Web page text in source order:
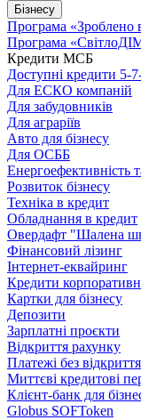
Бізнесу
Програма «Зроблено
Програма
Кредити МСБ
Доступні кредити 5-
Для ЕСКО компаній
Для забудовників
Для аграріїв
Авто для бізнесу
Для ОСББ
Енергоефективність
Розвиток бізнесу
Техніка в кредит
Обладнання в кредит
Овердафт "Шалена
Фінансовий лізинг
Інтернет-еквайринг
Кредити
Картки для бізнесу
Депозити
Зарплатні проєкти
Відкриття рахунку
Платежі без
Миттєві кредитові
Клієнт-банк для
Globus SOFToken